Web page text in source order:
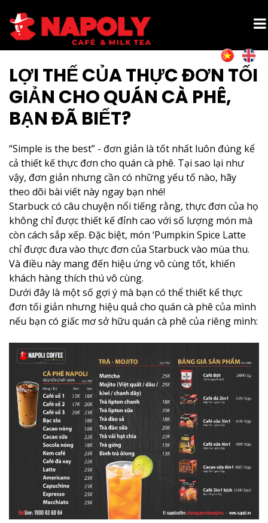
LỢI THẾ CỦA THỰC ĐƠN TỐI
GIẢN CHO QUÁN CÀ PHÊ,
BẠN ĐÃ BIẾT?
“Simple is the best” - đơn giản là tốt nhất luôn đúng kể
cả thiết kế thực đơn cho quán cà phê. Tại sao lại như
vậy, đơn giản nhưng cần có những yếu tố nào, hãy
theo dõi bài viết này ngay bạn nhé!
Starbuck có câu chuyện nổi tiếng rằng, thực đơn của họ
không chỉ được thiết kế đỉnh cao với số lượng món mà
còn cách sắp xếp. Đặc biệt, món ‘Pumpkin Spice Latte
chỉ được đưa vào thực đơn của Starbuck vào mùa thu.
Và điều này mang đến hiệu ứng vô cùng tốt, khiến
khách hàng thích thú vô cùng.
Dưới đây là một số gợi ý mà bạn có thể thiết kế thực
đơn tối giản nhưng hiệu quả cho quán cà phê của mình
nếu bạn có giấc mơ sở hữu quán cà phê của riêng mình: